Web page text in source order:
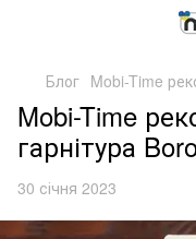
Блог Mobi-Time
Mobi-Time
гарнітура
30 січня 2023